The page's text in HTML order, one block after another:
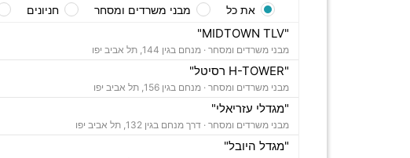
"MIDTOWN TLV"
מבני משרדים ומסחר · מנחם בגין 144, תל אביב יפו
"H-TOWER רסיטל"
מבני משרדים ומסחר · מנחם בגין 156, תל אביב יפו
"מגדלי עזריאלי"
מבני משרדים ומסחר · דרך מנחם בגין 132, תל אביב יפו
"מגדל היובל"
את כל מבני משרדים ומסחר חניונים